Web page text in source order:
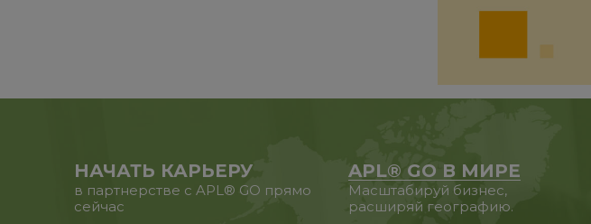
НАЧАТЬ КАРЬЕРУ
в партнерстве с APL® GO прямо
сейчас
APL® GO В МИРЕ
Масштабируй бизнес,
расширяй географию.